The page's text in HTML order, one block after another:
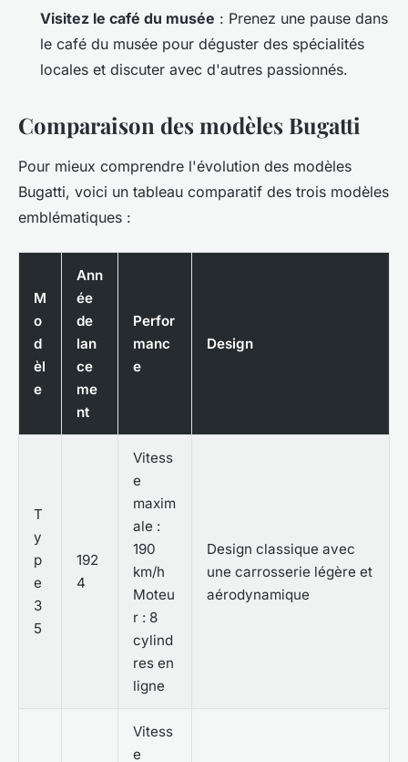
Visitez le café du musée : Prenez une pause dans
le café du musée pour déguster des spécialités
locales et discuter avec d'autres passionnés.
Comparaison des modèles Bugatti
Pour mieux comprendre l'évolution des modèles
Bugatti, voici un tableau comparatif des trois modèles
emblématiques :
M
o
d
èl
e
Ann
ée
de
lan
ce
me
nt
Perfor
manc
e
Design
T
y
p
e
3
5
192
4
Vitess
e
maxim
ale :
190
km/h
Moteu
r : 8
cylind
res en
ligne
Design classique avec
une carrosserie légère et
aérodynamique
Vitess
e